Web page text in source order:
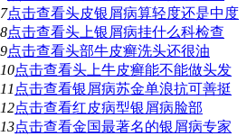
7点击查看头皮银屑病算轻度还是中度
8点击查看头上银屑病挂什么科检查
9点击查看头部牛皮癣洗头还很油
10点击查看头上牛皮癣能不能做头发
11 点击查看银屑病苏金单浪抗可善挺
12点击查看红皮病型银屑病脸部
13点击查看金国最著名的银屑病专家